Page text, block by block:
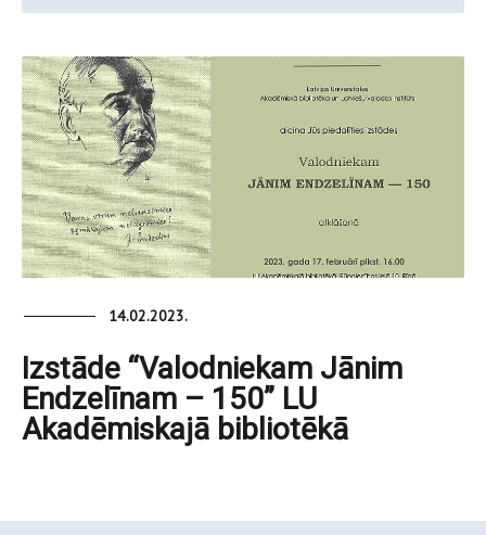
14.02.2023.
Izstāde “Valodniekam Jānim
Endzelīnam – 150” LU
Akadēmiskajā bibliotēkā